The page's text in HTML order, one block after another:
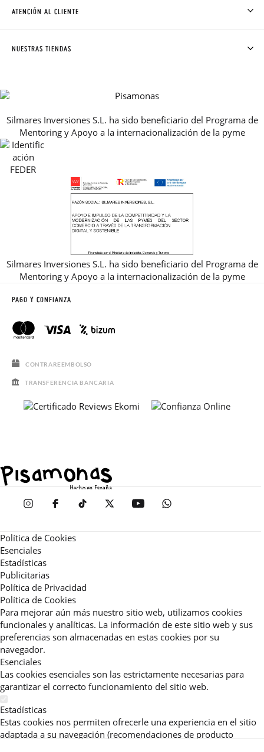
CÓMO COMPRAR
AVISO LEGAL, PRIVACIDAD Y COOKIES
GUIA DE TALLAS
REBAJAS
ATENCIÓN AL CLIENTE
NUESTRAS TIENDAS
Silmares Inversiones S.L. ha sido beneficiario del Programa de
Mentoring y Apoyo a la internacionalización de la pyme
Silmares Inversiones S.L. ha sido beneficiario del Programa de
Mentoring y Apoyo a la internacionalización de la pyme
PAGO Y CONFIANZA
CONTRAREEMBOLSO
TRANSFERENCIA BANCARIA
Política de Cookies
Esenciales
Estadísticas
Publicitarias
Política de Privacidad
Política de Cookies
Para mejorar aún más nuestro sitio web, utilizamos cookies
funcionales y analíticas. La información de este sitio web y sus
preferencias son almacenadas en estas cookies por su
navegador.
Esenciales
Las cookies esenciales son las estrictamente necesarias para
garantizar el correcto funcionamiento del sitio web.
Estadísticas
Estas cookies nos permiten ofrecerle una experiencia en el sitio
adaptada a su navegación (recomendaciones de producto